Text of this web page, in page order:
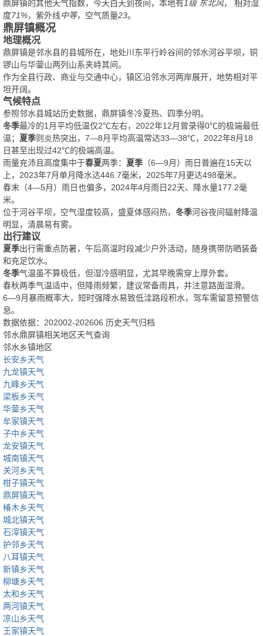
鼎屏镇的其他天气指数，今天白天到夜间，本地有1级 东北风， 相对湿
度71%，紫外线中等，空气质量23。
鼎屏镇概况
地理概况
鼎屏镇是邻水县的县城所在，地处川东平行岭谷间的邻水河谷平坝，铜
锣山与华蓥山两列山系夹峙其间。
作为全县行政、商业与交通中心，镇区沿邻水河两岸展开，地势相对平
坦开阔。
气候特点
参照邻水县城站历史数据，鼎屏镇冬冷夏热、四季分明。
冬季最冷的1月平均低温仅2℃左右，2022年12月曾录得0℃的极端最低
温； 夏季则炎热突出，7—8月平均高温常达33—38℃，2022年8月18
日甚至出现过42℃的极端高温。
雨量充沛且高度集中于春夏两季： 夏季 （6—9月）雨日普遍在15天以
上，2023年7月单月降水达446.7毫米，2025年7月更达498毫米。
春末（4—5月）雨日也偏多，2024年4月雨日22天、降水量177.2毫
米。
位于河谷平坝，空气湿度较高，盛夏体感闷热， 冬季河谷夜间辐射降温
明显，清晨易有雾。
出行建议
夏季出行需重点防暑，午后高温时段减少户外活动，随身携带防晒装备
和充足饮水。
冬季气温虽不算极低，但湿冷感明显，尤其早晚需穿上厚外套。
春秋两季气温适中，但降雨频繁，建议常备雨具，并注意路面湿滑。
6—9月暴雨概率大，短时强降水易致低洼路段积水，驾车需留意预警信
息。
数据依据：202002-202606 历史天气归档
邻水鼎屏镇相关地区天气查询
邻水乡镇地区
长安乡天气
九龙镇天气
九峰乡天气
梁板乡天气
华蓥乡天气
牟家镇天气
子中乡天气
龙安镇天气
城南镇天气
关河乡天气
柑子镇天气
鼎屏镇天气
椿木乡天气
城北镇天气
石滓镇天气
护邻乡天气
八耳镇天气
新镇乡天气
柳塘乡天气
太和乡天气
两河镇天气
凉山乡天气
王家镇天气